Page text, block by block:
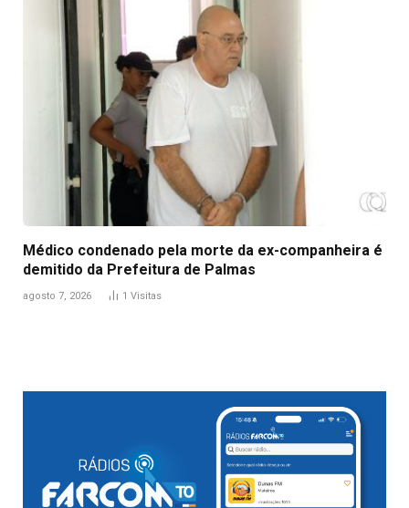
Médico condenado pela morte da ex-companheira é
demitido da Prefeitura de Palmas
agosto 7, 2026 1 Visitas